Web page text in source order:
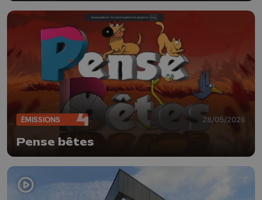
ÉMISSIONS 28/05/2026
Pense bêtes